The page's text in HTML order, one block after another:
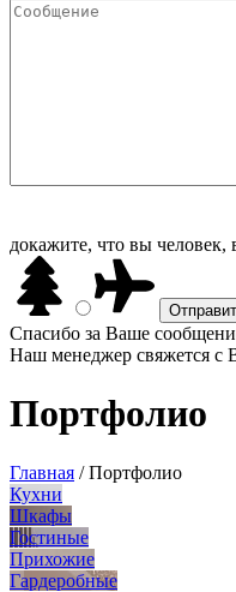
докажите, что вы человек,
Спасибо за Ваше
Наш менеджер свяжется с
Портфолио
Главная /Портфолио
Кухни
Шкафы
Гостиные
Прихожие
Гардеробные